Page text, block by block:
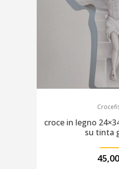
croce in legno
su tinta
45,00